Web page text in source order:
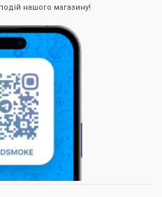
нашого магазину!